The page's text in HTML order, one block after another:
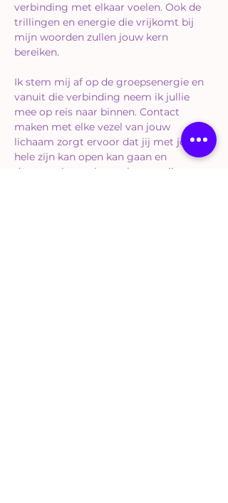
verbinding met elkaar voelen. Ook de
trillingen en energie die vrijkomt bij
mijn woorden zullen jouw kern
bereiken.
Ik stem mij af op de groepsenergie en
vanuit die verbinding neem ik jullie
mee op reis naar binnen. Contact
maken met elke vezel van jouw
lichaam zorgt ervoor dat jij met jouw
hele zijn kan open kan gaan en
daarmee in een hoger bewustzijn